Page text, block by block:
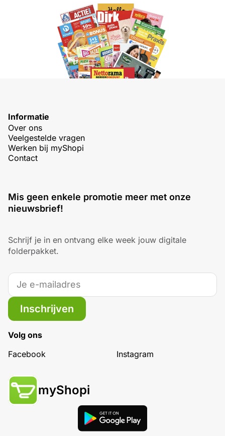
Informatie
Over ons
Veelgestelde vragen
Werken bij myShopi
Contact
Mis geen enkele promotie meer met onze
nieuwsbrief!
Schrijf je in en ontvang elke week jouw digitale
folderpakket.
Inschrijven
Volg ons
Facebook
Instagram
myShopi